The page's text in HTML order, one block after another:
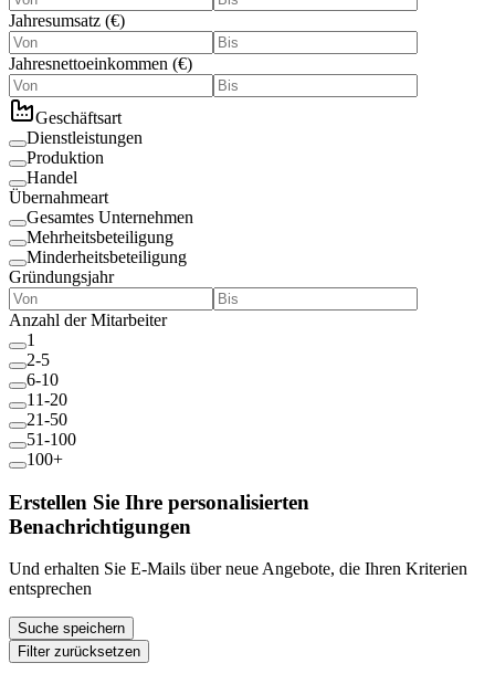
Jahresumsatz (€)
Jahresnettoeinkommen (€)
Geschäftsart
Dienstleistungen
Produktion
Handel
Übernahmeart
Gesamtes Unternehmen
Mehrheitsbeteiligung
Minderheitsbeteiligung
Gründungsjahr
Anzahl der Mitarbeiter
1
2-5
6-10
11-20
21-50
51-100
100+
Erstellen Sie Ihre personalisierten
Benachrichtigungen
Und erhalten Sie E-Mails über neue Angebote, die Ihren Kriterien
entsprechen
Suche speichern
Filter zurücksetzen